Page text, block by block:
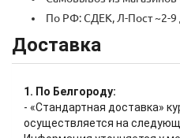
По РФ: СДЕК, Л-Пост ~2-9
Доставка
1. По Белгороду:
- «Стандартная доставка»
осуществляется на